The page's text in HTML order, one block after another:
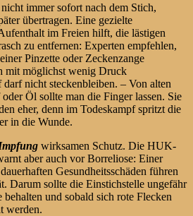
immer sofort nach dem Stich,
übertragen. Eine gezielte
im Freien hilft, die lästigen
zu entfernen: Experten empfehlen,
Pinzette oder Zeckenzange
mit möglichst wenig Druck
nicht steckenbleiben. – Von alten
Öl sollte man die Finger lassen. Sie
eher, denn im Todeskampf spritzt die
in die Wunde.
wirksamen Schutz. Die HUK-
aber auch vor Borreliose: Einer
Gesundheitsschäden führen
Darum sollte die Einstichstelle ungefähr
und sobald sich rote Flecken
werden.